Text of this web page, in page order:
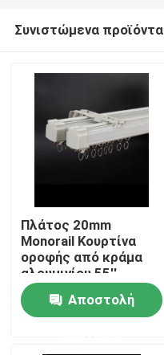
Σπίτι
Προϊόντα
Βίντεο
Συνιστώμενα προϊόντα
Πλάτος 20mm
Monorail Κουρτίνα
οροφής από κράμα
αλουμινίου 55''
Αποστολή